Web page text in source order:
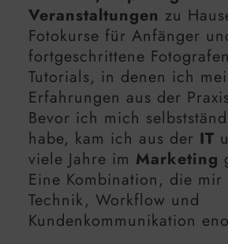
Veranstaltungen zu
Fotokurse für Anfänger
fortgeschrittene
Tutorials, in denen ich
Erfahrungen aus der
Bevor ich mich
habe, kam ich aus der IT
viele Jahre im Marketing
Eine Kombination, die mir
Technik, Workflow und
Kundenkommunikation